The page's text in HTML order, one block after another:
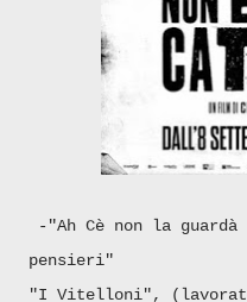
- "Ah Cè non la
pensieri"
"I Vitelloni",